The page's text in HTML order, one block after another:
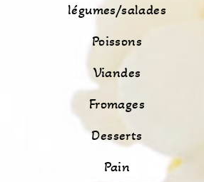
légumes/salades
Poissons
Viandes
Fromages
Desserts
Pain